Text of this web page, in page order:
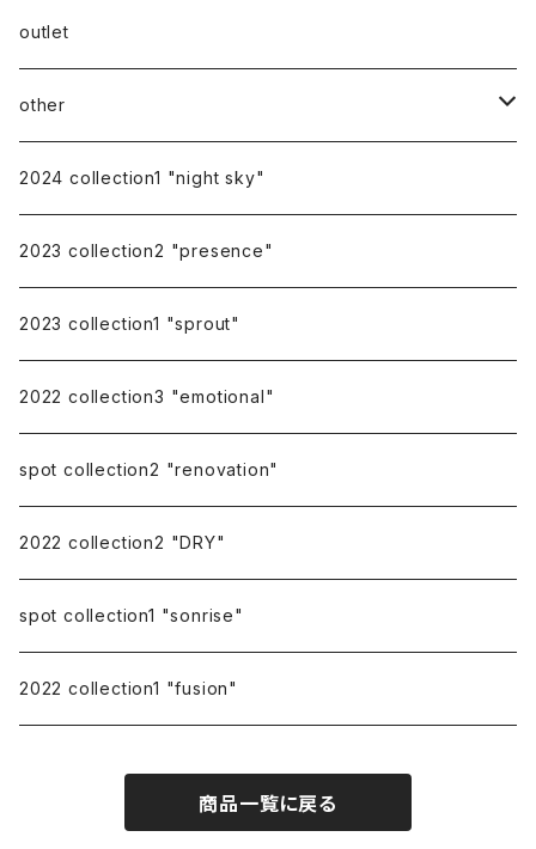
silk
outlet
other
gift
earring cover
pierce catch
repairing
2024 collection1 "night sky"
2023 collection2 "presence"
2023 collection1 "sprout"
2022 collection3 "emotional"
spot collection2 "renovation"
2022 collection2 "DRY"
spot collection1 "sonrise"
2022 collection1 "fusion"
商品一覧に戻る